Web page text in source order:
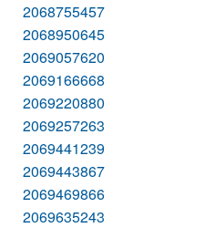
2068755457
2068950645
2069057620
2069166668
2069220880
2069257263
2069441239
2069443867
2069469866
2069635243